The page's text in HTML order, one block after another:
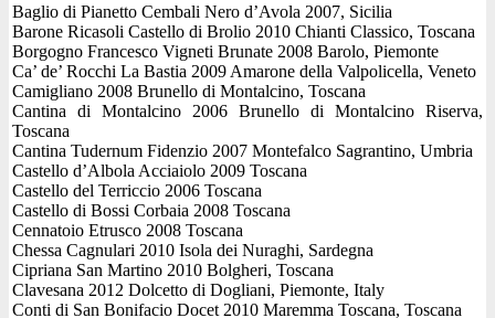
Baglio di Pianetto Cembali Nero d’Avola 2007, Sicilia
Barone Ricasoli Castello di Brolio 2010 Chianti Classico, Toscana
Borgogno Francesco Vigneti Brunate 2008 Barolo, Piemonte
Ca’ de’ Rocchi La Bastia 2009 Amarone della Valpolicella, Veneto
Camigliano 2008 Brunello di Montalcino, Toscana
Cantina di Montalcino 2006 Brunello di Montalcino Riserva,
Toscana
Cantina Tudernum Fidenzio 2007 Montefalco Sagrantino, Umbria
Castello d’Albola Acciaiolo 2009 Toscana
Castello del Terriccio 2006 Toscana
Castello di Bossi Corbaia 2008 Toscana
Cennatoio Etrusco 2008 Toscana
Chessa Cagnulari 2010 Isola dei Nuraghi, Sardegna
Cipriana San Martino 2010 Bolgheri, Toscana
Clavesana 2012 Dolcetto di Dogliani, Piemonte, Italy
Conti di San Bonifacio Docet 2010 Maremma Toscana, Toscana